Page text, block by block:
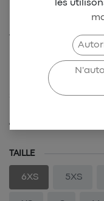
VBC
SKU-VBS-0005
49,00
TAILLE
6XS 5XS
les